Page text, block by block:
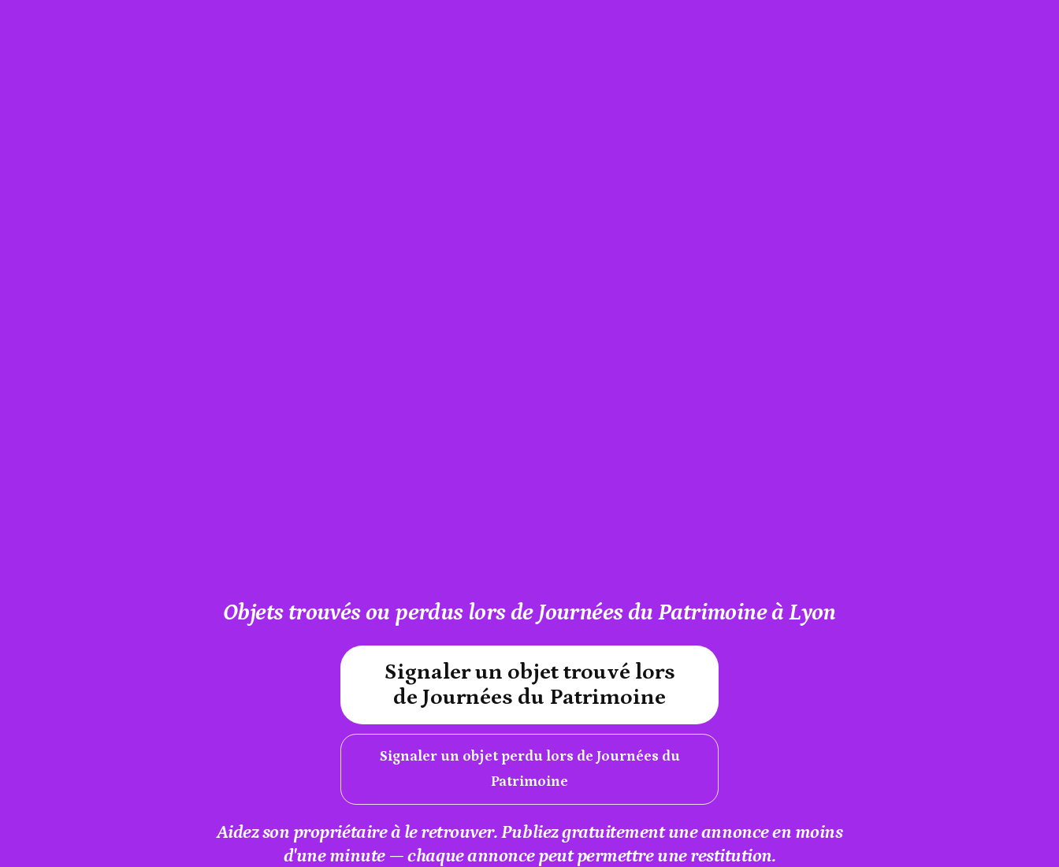
Objets trouvés ou perdus lors de Journées du Patrimoine à Lyon
Signaler un objet trouvé lors
de Journées du Patrimoine
Signaler un objet perdu lors de Journées du
Patrimoine
#A12AEB
Aidez son propriétaire à le retrouver. Publiez gratuitement une annonce en moins
d'une minute — chaque annonce peut permettre une restitution.